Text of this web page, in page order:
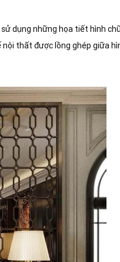
dụng những họa tiết hình
thất được lồng ghép giữa